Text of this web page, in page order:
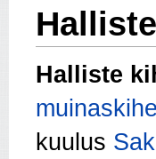
Halliste
kuulus